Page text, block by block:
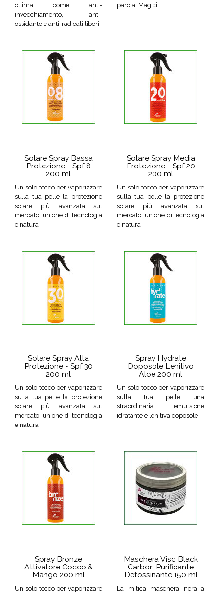
ottima come anti-
invecchiamento, anti-
ossidante e anti-radicali liberi
parola: Magici
Solare Spray Bassa
Protezione - Spf 8
200 ml
Un solo tocco per vaporizzare
sulla tua pelle la protezione
solare più avanzata sul
mercato, unione di tecnologia
e natura
Solare Spray Media
Protezione - Spf 20
200 ml
Un solo tocco per vaporizzare
sulla tua pelle la protezione
solare più avanzata sul
mercato, unione di tecnologia
e natura
Solare Spray Alta
Protezione - Spf 30
200 ml
Un solo tocco per vaporizzare
sulla tua pelle la protezione
solare più avanzata sul
mercato, unione di tecnologia
e natura
Spray Hydrate
Doposole Lenitivo
Aloe 200 ml
Un solo tocco per vaporizzare
sulla tua pelle una
straordinaria emulsione
idratante e lenitiva doposole
Spray Bronze
Attivatore Cocco &
Mango 200 ml
Un solo tocco per vaporizzare
Maschera Viso Black
Carbon Purificante
Detossinante 150 ml
La mitica maschera nera a